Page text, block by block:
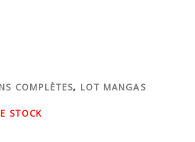
COMPLÈTES, LOT MANGAS
STOCK